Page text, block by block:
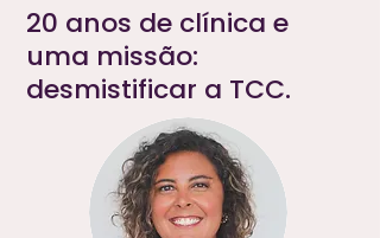
20 anos de clínica e
uma missão:
desmistificar a TCC.